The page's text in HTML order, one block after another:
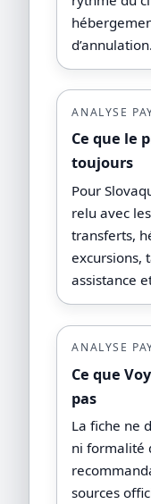
d’annulation.
ANALYSE
Ce que le
toujours
Pour
relu avec
transferts,
excursions,
assistance
ANALYSE
Ce que
pas
La fiche ne
ni formalité
sources